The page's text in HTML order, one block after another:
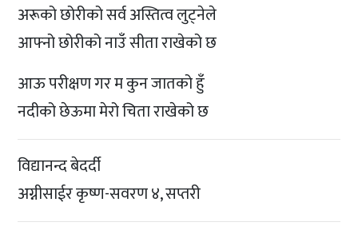
अरूको छोरीको सर्व अस्तित्व लुट्नेले
आफ्नो छोरीको नाउँ सीता राखेको छ
आऊ परीक्षण गर म कुन जातको हुँ
नदीको छेऊमा मेरो चिता राखेको छ
विद्यानन्द बेदर्दी
अग्नीसाईर कृष्ण-सवरण ४, सप्तरी